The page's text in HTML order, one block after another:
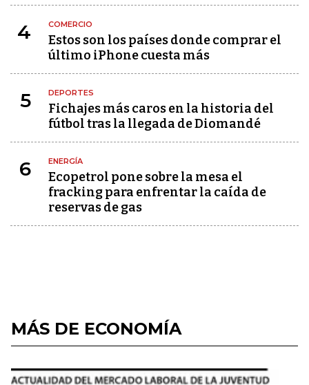
4 COMERCIO
Estos son los países donde comprar el
último iPhone cuesta más
5 DEPORTES
Fichajes más caros en la historia del
fútbol tras la llegada de Diomandé
6 ENERGÍA
Ecopetrol pone sobre la mesa el
fracking para enfrentar la caída de
reservas de gas
MÁS DE ECONOMÍA